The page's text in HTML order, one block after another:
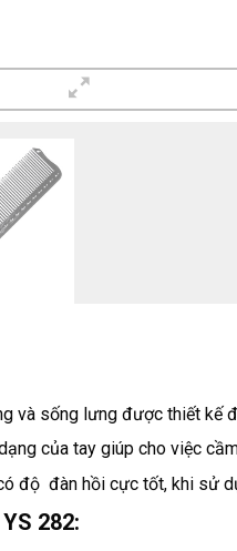
và sống lưng được thiết kế
của tay giúp cho việc
độ đàn hồi cực tốt, khi sử
282: